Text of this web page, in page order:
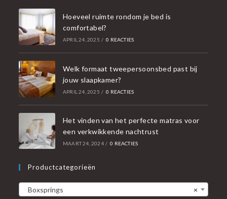
Hoeveel ruimte rondom je bed is
comfortabel?
APRIL 24, 2025 / 0 REACTIES
Welk formaat tweepersoonsbed past bij
jouw slaapkamer?
APRIL 24, 2025 / 0 REACTIES
Het vinden van het perfecte matras voor
een verkwikkende nachtrust
MAART 24, 2024 / 0 REACTIES
Productcategorieën
×
Boxsprings